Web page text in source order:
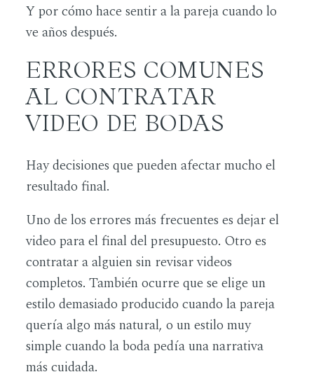
Y por cómo hace sentir a la pareja cuando lo
ve años después.
ERRORES COMUNES
AL CONTRATAR
VIDEO DE BODAS
Hay decisiones que pueden afectar mucho el
resultado final.
Uno de los errores más frecuentes es dejar el
video para el final del presupuesto. Otro es
contratar a alguien sin revisar videos
completos. También ocurre que se elige un
estilo demasiado producido cuando la pareja
quería algo más natural, o un estilo muy
simple cuando la boda pedía una narrativa
más cuidada.